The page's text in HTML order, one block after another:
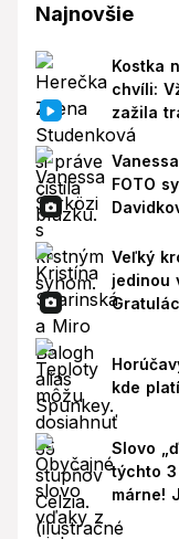
Najnovšie
Kostka
chvíli:
zažila
FOTO
Veľký
jedinou
kde
Slovo
týchto 3
márne!